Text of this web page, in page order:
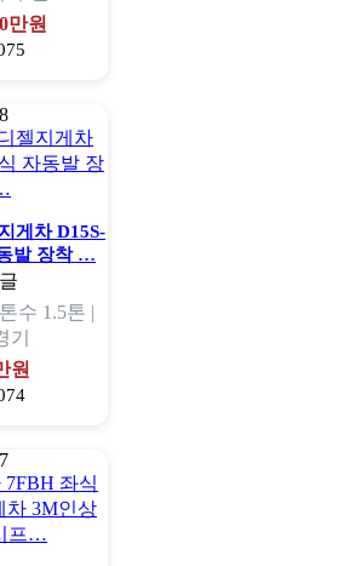
만원
게차 D15S-
발 장착 …
톤수 1.5톤 |
기
원